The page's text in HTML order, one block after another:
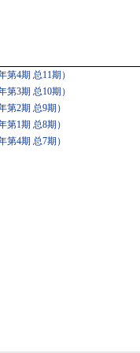
4期 总11期）
3期 总10期）
2期 总9期）
1期 总8期）
4期 总7期）